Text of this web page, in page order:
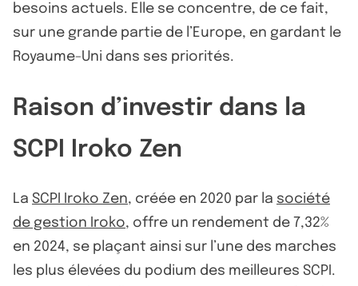
besoins actuels. Elle se concentre, de ce fait,
sur une grande partie de l’Europe, en gardant le
Royaume-Uni dans ses priorités.
Raison d’investir dans la
SCPI Iroko Zen
La SCPI Iroko Zen, créée en 2020 par la société
de gestion Iroko, offre un rendement de 7,32%
en 2024, se plaçant ainsi sur l’une des marches
les plus élevées du podium des meilleures SCPI.